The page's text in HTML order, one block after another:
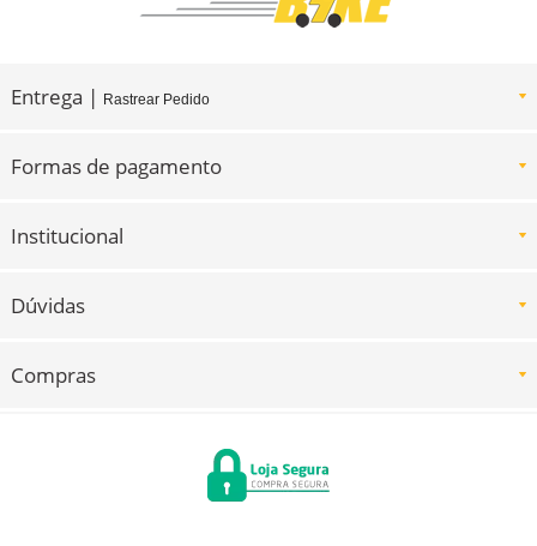
Entrega | Rastrear Pedido
Formas de pagamento
Institucional
Dúvidas
Compras